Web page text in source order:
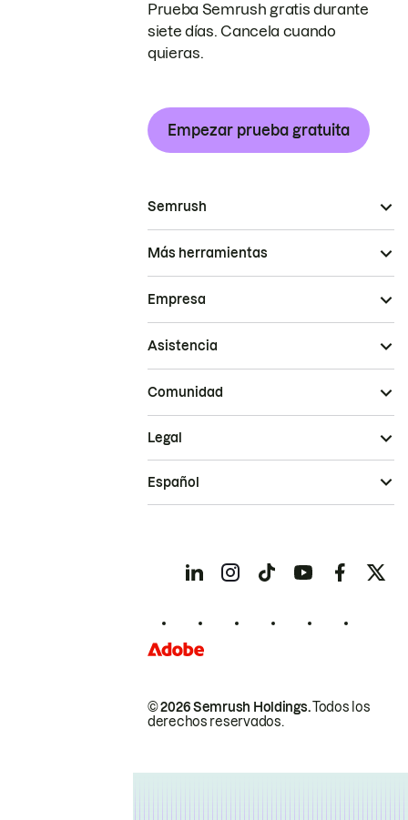
Prueba Semrush gratis durante
siete días. Cancela cuando
quieras.
Empezar prueba gratuita
Semrush
Más herramientas
Empresa
Asistencia
Comunidad
© 2026 Semrush Holdings.Todos los
derechos reservados.
Legal
Español